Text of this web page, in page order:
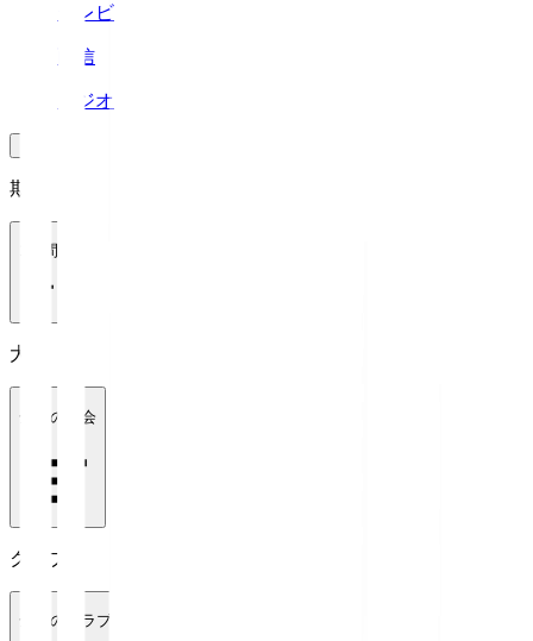
テレビ
配信
ラジオ
期間
1週間
大会
全ての大会
クラブ
全てのクラブ